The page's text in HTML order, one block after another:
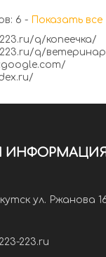
6 - Показать все
q/копеечка/
q/
ул. Ржанова
223.ru